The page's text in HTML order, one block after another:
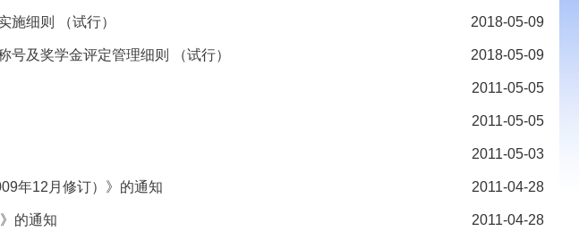
施细则 （试行） 2018-05-09
及奖学金评定管理细则 （试行） 2018-05-09
2011-05-05
2011-05-05
2011-05-03
年12月修订）》的通知 2011-04-28
的通知 2011-04-28